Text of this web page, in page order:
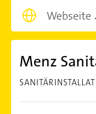
Webseite
Menz